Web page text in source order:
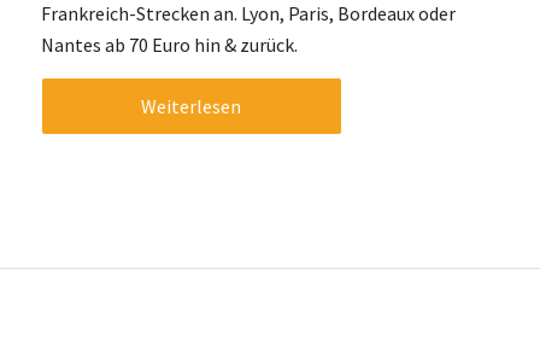
Frankreich-Strecken an. Lyon, Paris, Bordeaux oder
Nantes ab 70 Euro hin & zurück.
Weiterlesen